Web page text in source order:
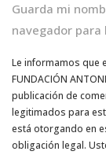
Guarda mi
navegador para
Le informamos que
FUNDACIÓN
publicación de
legitimados para
está otorgando en
obligación legal.